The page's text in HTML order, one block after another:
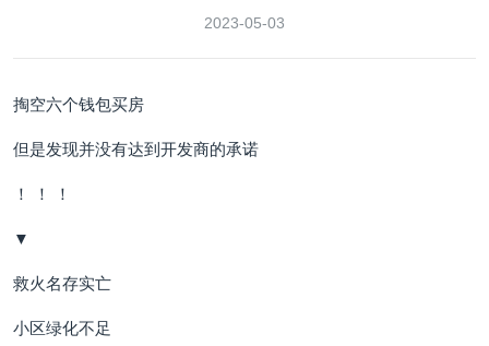
2023-05-03
掏空六个钱包买房
但是发现并没有达到开发商的承诺
！ ！ ！
▼
救火名存实亡
小区绿化不足